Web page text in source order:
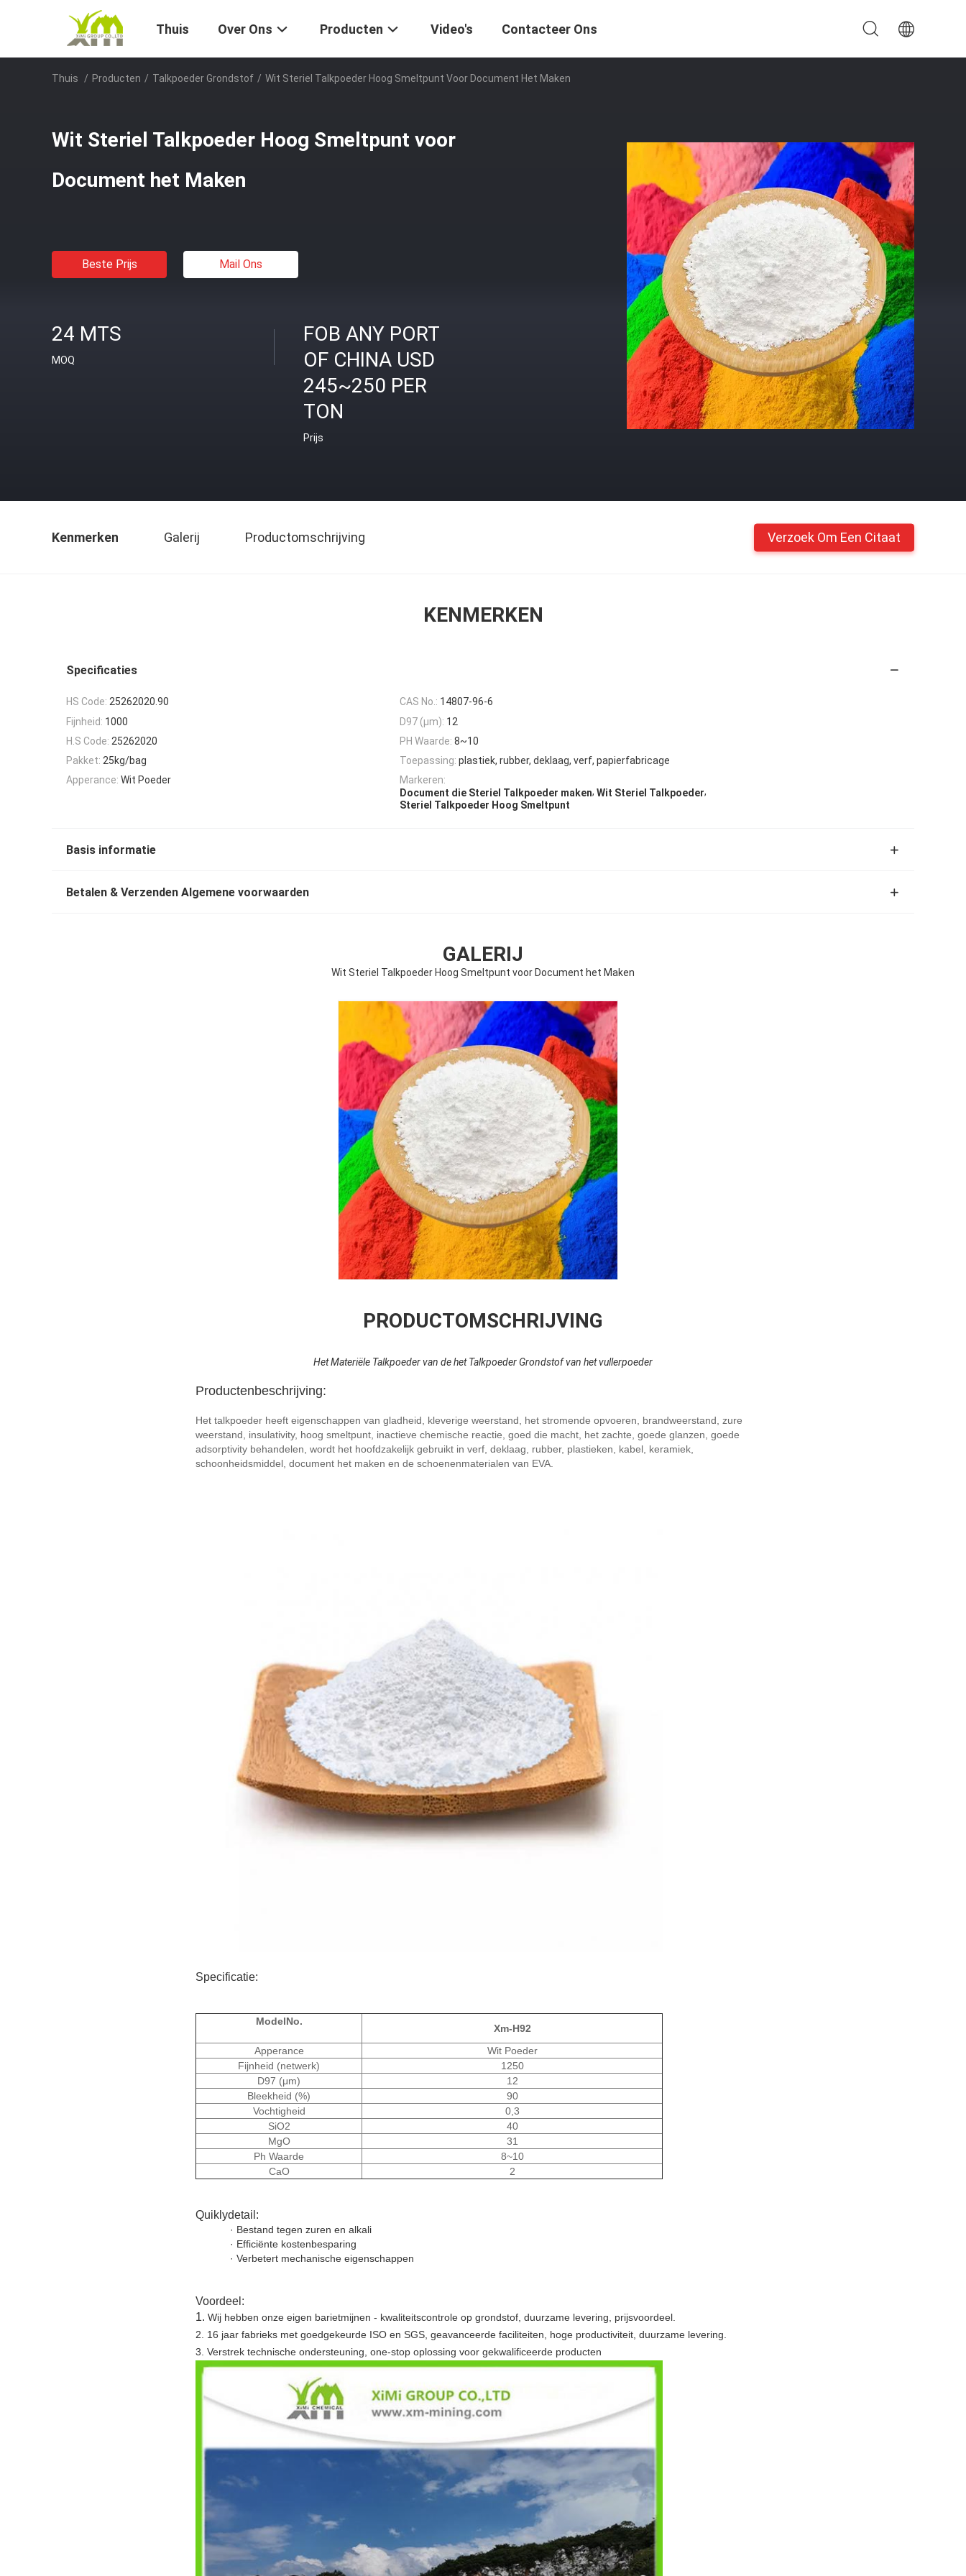
Thuis Over Ons Producten Video's Contacteer Ons
Thuis / Producten / Talkpoeder Grondstof / Wit Steriel Talkpoeder Hoog Smeltpunt Voor Document Het Maken
Wit Steriel Talkpoeder Hoog Smeltpunt voor
Document het Maken
Beste Prijs Mail Ons
24 MTS
MOQ
FOB ANY PORT
OF CHINA USD
245~250 PER
TON
Prijs
Kenmerken Galerij Productomschrijving Verzoek Om Een Citaat
KENMERKEN
Specificaties
HS Code: 25262020.90 CAS No.: 14807-96-6
Fijnheid: 1000 D97 (μm): 12
H.S Code: 25262020 PH Waarde: 8~10
Pakket: 25kg/bag Toepassing: plastiek, rubber, deklaag, verf, papierfabricage
Apperance: Wit Poeder
Markeren:
Document die Steriel Talkpoeder maken, Wit Steriel Talkpoeder,
Steriel Talkpoeder Hoog Smeltpunt
Basis informatie
Betalen & Verzenden Algemene voorwaarden
GALERIJ
Wit Steriel Talkpoeder Hoog Smeltpunt voor Document het Maken
PRODUCTOMSCHRIJVING
Het Materiële Talkpoeder van de het Talkpoeder Grondstof van het vullerpoeder
Productenbeschrijving:
Het talkpoeder heeft eigenschappen van gladheid, kleverige weerstand, het stromende opvoeren, brandweerstand, zure
weerstand, insulativity, hoog smeltpunt, inactieve chemische reactie, goed die macht, het zachte, goede glanzen, goede
adsorptivity behandelen, wordt het hoofdzakelijk gebruikt in verf, deklaag, rubber, plastieken, kabel, keramiek,
schoonheidsmiddel, document het maken en de schoenenmaterialen van EVA.
Specificatie:
ModelNo.
Xm-H92
Apperance
Wit Poeder
Fijnheid (netwerk)
1250
D97 (μm)
12
Bleekheid (%)
90
Vochtigheid
0,3
SiO2
40
MgO
31
Ph Waarde
8~10
CaO
2
Quiklydetail:
· Bestand tegen zuren en alkali
· Efficiënte kostenbesparing
· Verbetert mechanische eigenschappen
Voordeel:
1. Wij hebben onze eigen barietmijnen - kwaliteitscontrole op grondstof, duurzame levering, prijsvoordeel.
2. 16 jaar fabrieks met goedgekeurde ISO en SGS, geavanceerde faciliteiten, hoge productiviteit, duurzame levering.
3. Verstrek technische ondersteuning, one-stop oplossing voor gekwalificeerde producten